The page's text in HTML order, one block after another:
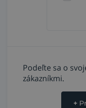
Podeľte sa o
zákazníkmi.
+